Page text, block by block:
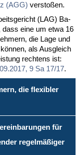
(AGG) ver­sto­ßen.
(LAG) Ba­
ei­ne um et­wa 16
die La­ge und
als Aus­gleich
rech­tens ist:
9 Sa 17/17.
die flexibler
für
regelmäßiger